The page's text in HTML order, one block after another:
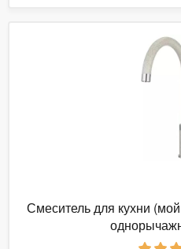
Смеситель для кухни